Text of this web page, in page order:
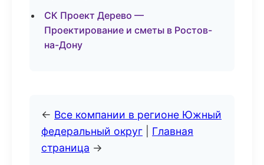
СК Проект Дерево —
Проектирование и сметы в Ростов-
на-Дону
← Все компании в регионе Южный
федеральный округ
Главная
страница →